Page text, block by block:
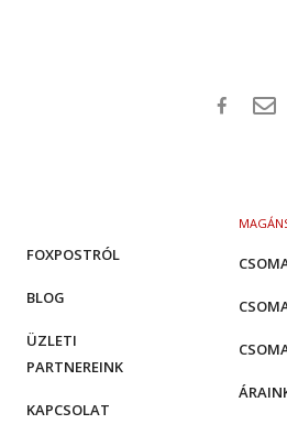
FOXPOSTRÓL
BLOG
ÜZLETI
PARTNEREINK
KAPCSOLAT